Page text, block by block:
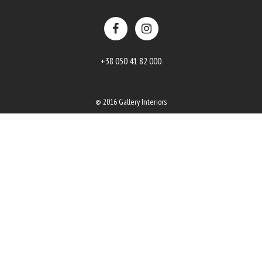
+38 050 41 82 000
© 2016 Gallery Interiors